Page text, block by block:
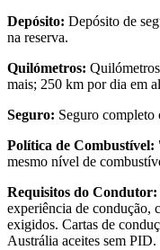
Depósito: Depósito de
na reserva.
Quilómetros:
mais; 250 km por dia em
Seguro: Seguro
Política de Combustível:
mesmo nível de
Requisitos do Condutor:
experiência de condução,
exigidos. Cartas de
Austrália aceites sem PID.